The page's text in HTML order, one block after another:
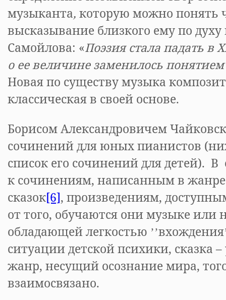
музыканта, которую можно понять
высказывание близкого ему по духу
Самойлова: «Поэзия стала падать в
о ее величине заменилось
Новая по существу музыка
классическая в своей основе.
Борисом Александровичем
сочинений для юных пианистов
список его сочинений для детей).
к сочинениям, написанным в
сказок[6], произведениям,
от того, обучаются они музыке или
обладающей легкостью
ситуациидетской психики, сказка
жанр, несущий осознание мира,
взаимосвязано.